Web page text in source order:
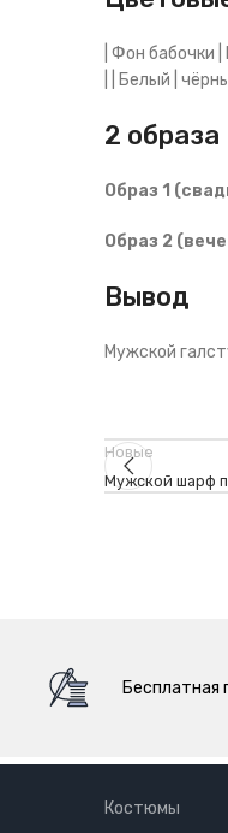
| Фон
| | Белый |
2 образа
Образ 1
Образ 2
Вывод
Мужской
Новые
Мужской шарф
Бесплатная
Костюмы